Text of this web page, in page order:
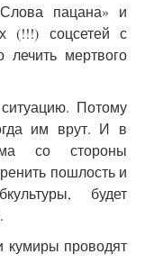
пацана» и
(!!!) соцсетей с
мертвого
Потому
им врут. И в
со стороны
пошлость и
будет
кумиры проводят